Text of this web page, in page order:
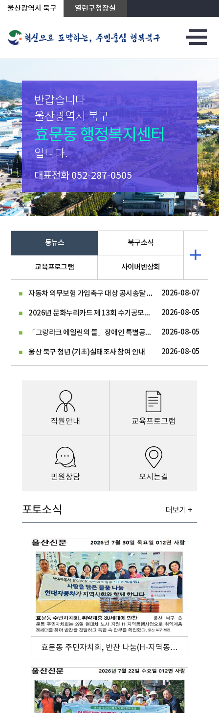
상단메뉴로 바로가기
전체메뉴로 바로가기
본문으로 바로가기
울산광역시 북구 열린구청장실
반갑습니다
울산광역시 북구
효문동 행정복지센터
입니다.
대표전화052-287-0505
동뉴스
자동차 의무보험 가입촉구 대상 공시송달 공고 2026-08-07
2026년 문화누리카드 제 13회 수기공모전 안내 2026-08-05
「그랑라크 에일린의 뜰」장애인 특별공급 안내 2026-08-05
울산 북구 청년 (기초)실태조사 참여 안내 2026-08-05
북구소식
교육프로그램 사이버반상회
직원안내 교육프로그램
민원상담 오시는길
포토소식 더보기 +
효문동 주민자치회, 반찬 나눔(H-지역동행
사업)